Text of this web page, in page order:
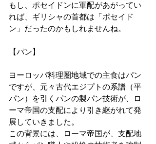
もし、ポセイドンに軍配があがってい
れば、ギリシャの首都は「ポセイド
ン」だったのかもしれませんね。
【パン】
ヨーロッパ料理圏地域での主食はパン
ですが、元々古代エジプトの系譜（平
パン）を引くパンの製パン技術が、ロ
ーマ帝国の支配により引き継がれて発
展していきました。
この背景には、ローマ帝国が、支配地